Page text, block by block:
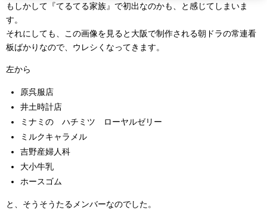
もしかして『てるてる家族』で初出なのかも、と感じてしまいま
す。
それにしても、この画像を見ると大阪で制作される朝ドラの常連看
板ばかりなので、ウレシくなってきます。
左から
原呉服店
井土時計店
ミナミの ハチミツ ローヤルゼリー
ミルクキャラメル
吉野産婦人科
大小牛乳
ホースゴム
と、そうそうたるメンバーなのでした。